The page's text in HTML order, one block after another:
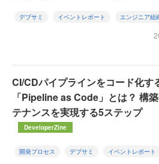
デブサミ イベントレポート エンジニア組
CI/CDパイプラインをコード化す
「Pipeline as Code」とは？ 構
テナンスを実現する5ステップ
DeveloperZine
開発プロセス デブサミ イベントレポート